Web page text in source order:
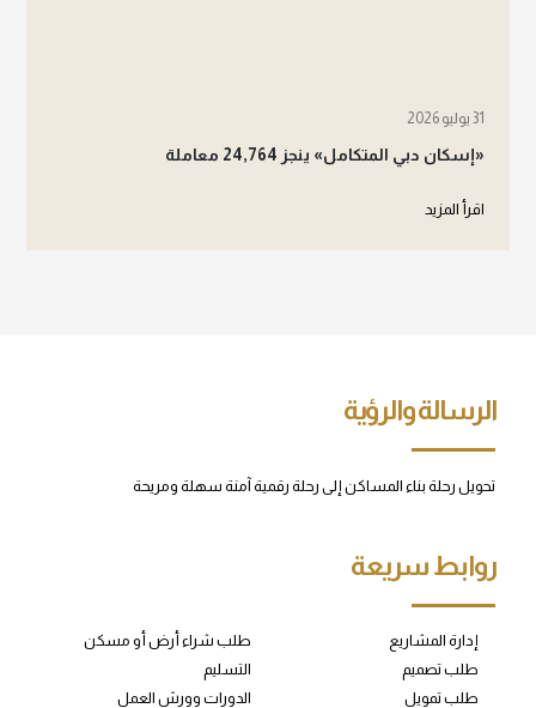
31 يوليو 2026
«إسكان دبي المتكامل» ينجز 24,764 معاملة
اقرأ المزيد
الرسالة والرؤية
تحويل رحلة بناء المساكن إلى رحلة رقمية آمنة سهلة ومريحة
روابط سريعة
إدارة المشاريع
طلب تصميم
طلب تمويل
طلب شراء أرض أو مسكن
التسليم
الدورات وورش العمل